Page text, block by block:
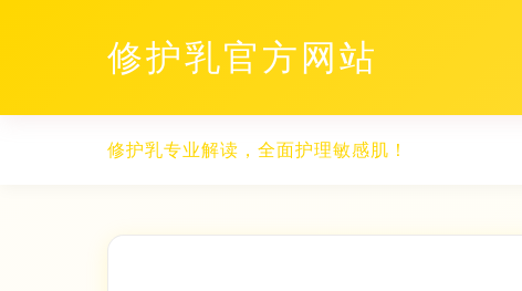
修护乳官方网站
修护乳专业解读，全面护理敏感肌！